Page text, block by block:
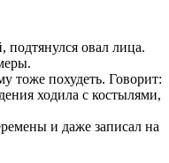
подтянулся овал лица.
тоже похудеть. Говорит:
ходила с костылями,
и даже записал на